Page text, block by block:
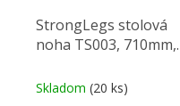
StrongLegs stolová
noha TS003, 710mm,
Skladom (20 ks)